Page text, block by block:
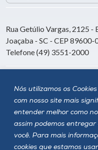
Nós utilizamos os
com nosso site mais
entender melhor como
assim podemos
você. Para mais
cookies que estamos
Rua Getúlio Vargas, 2125 -
Joaçaba - SC - CEP 89600-
Telefone (49) 3551-2000
Siga a Unoesc